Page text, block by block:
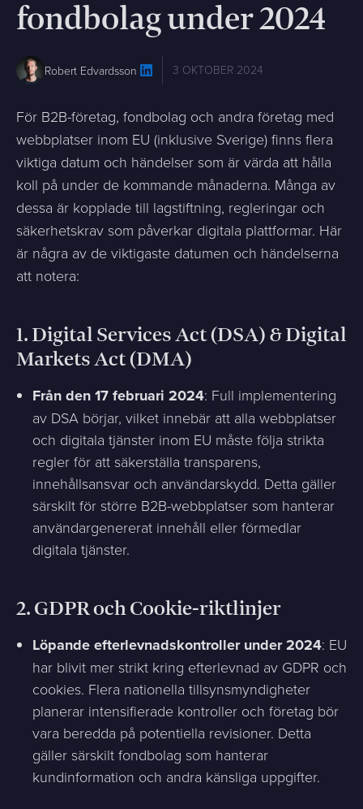
fondbolag under 2024
Robert Edvardsson 3 OKTOBER 2024
För B2B-företag, fondbolag och andra företag med
webbplatser inom EU (inklusive Sverige) finns flera
viktiga datum och händelser som är värda att hålla
koll på under de kommande månaderna. Många av
dessa är kopplade till lagstiftning, regleringar och
säkerhetskrav som påverkar digitala plattformar. Här
är några av de viktigaste datumen och händelserna
att notera:
1. Digital Services Act (DSA) & Digital
Markets Act (DMA)
Från den 17 februari 2024: Full implementering
av DSA börjar, vilket innebär att alla webbplatser
och digitala tjänster inom EU måste följa strikta
regler för att säkerställa transparens,
innehållsansvar och användarskydd. Detta gäller
särskilt för större B2B-webbplatser som hanterar
användargenererat innehåll eller förmedlar
digitala tjänster.
2. GDPR och Cookie-riktlinjer
Löpande efterlevnadskontroller under 2024: EU
har blivit mer strikt kring efterlevnad av GDPR och
cookies. Flera nationella tillsynsmyndigheter
planerar intensifierade kontroller och företag bör
vara beredda på potentiella revisioner. Detta
gäller särskilt fondbolag som hanterar
kundinformation och andra känsliga uppgifter.